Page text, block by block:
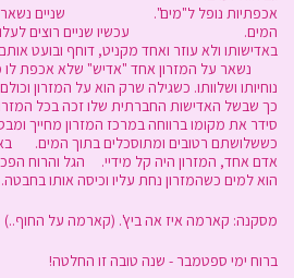
אכפתיות נופל ל"מים". שניים נשארים
המים. עכשיו שניים רוצים לעלות
באדישותו ולא עוזר ואחד מקניט, דוחף ובועט
נשאר על המזרון אחד "אדיש" שלא אכפת לו
נוחיותו ושלוותו. כשגילה שרק הוא על המזרון
כך שבשל האדישות החברתית שלו זכה בכל
סידר את מקומו ברווחה במרכז המזרון מחייך
כששלושתם רטובים ומתוסכלים בתוך המים. בא
אדם אחד, המזרון היה קל מידיי. הגל והרוח
הוא למים כשהמזרון נחת עליו וכיסה אותו
מסקנה: קארמה איז אה ביץ'. (קארמה על החוף..)
ברוח ימי ספטמבר - שנה טובה זו החלטה!